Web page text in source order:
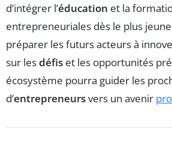
d’intégrer l’éducation et la
entrepreneuriales dès le plus
préparer les futurs acteurs à
sur lesdéfis et les opportunités
écosystème pourra guider les
d’entrepreneursvers un avenir